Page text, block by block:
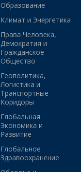
Образование
Климат и Энергетика
Права Человека,
Демократия и
Гражданское
Общество
Геополитика,
Логистика и
Транспортные
Коридоры
Глобальная
Экономика и
Развитие
Глобальное
Здравоохранение